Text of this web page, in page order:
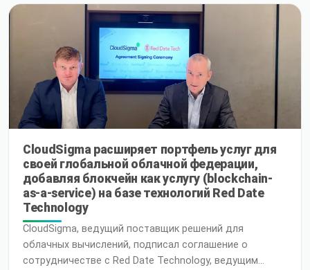
суверенных локальных облаков HPE / Cloudsigma,
чтобы предложить простое решение без привязки к
поставщику, обеспечивающее максимальную
производительность, высокую отказоустойчивость,
неизменность и соответствие требованиям
CloudSigma расширяет портфель услуг для
своей глобальной облачной федерации,
добавляя блокчейн как услугу (blockchain-
as-a-service) на базе технологий Red Date
Technology
CloudSigma, ведущий поставщик решений для
облачных вычислений, подписал соглашение о
сотрудничестве с Red Date Technology, ведущим